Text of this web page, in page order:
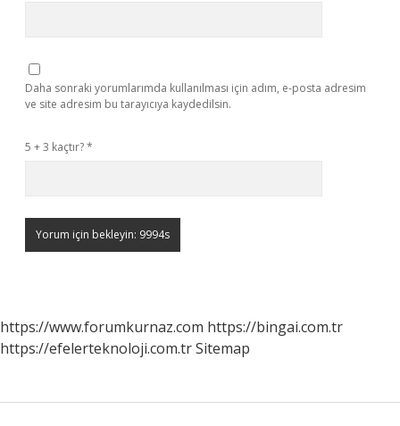
Daha sonraki yorumlarımda kullanılması için adım, e-posta adresim
ve site adresim bu tarayıcıya kaydedilsin.
5 + 3 kaçtır?*
https://www.forumkurnaz.com https://bingai.com.tr
https://efelerteknoloji.com.trSitemap